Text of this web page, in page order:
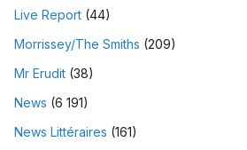
Live Report (44)
Morrissey/The Smiths (209)
Mr Erudit (38)
News (6 191)
News Littéraires (161)